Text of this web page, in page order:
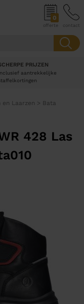
0
offerte contact
PRIJZEN
aantrekkelijke
en Laarzen > Bata
428 Las